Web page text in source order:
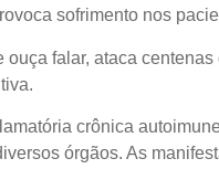
sofrimento nos
ouça falar, ataca
crônica
órgãos. As